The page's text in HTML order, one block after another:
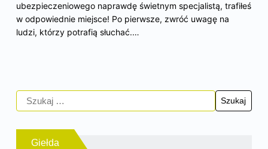
ubezpieczeniowego naprawdę świetnym specjalistą, trafiłeś
w odpowiednie miejsce! Po pierwsze, zwróć uwagę na
ludzi, którzy potrafią słuchać.…
Giełda